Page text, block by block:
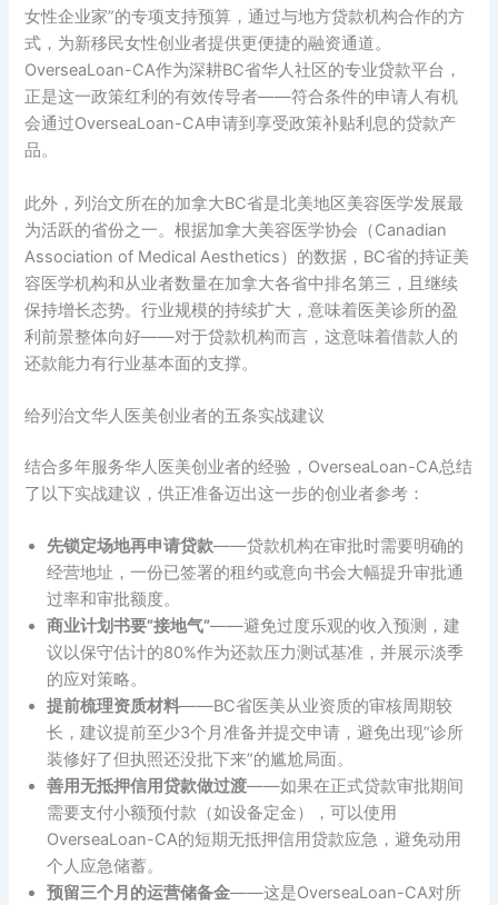
女性企业家”的专项支持预算，通过与地方贷款机构合作的方
式，为新移民女性创业者提供更便捷的融资通道。
OverseaLoan-CA作为深耕BC省华人社区的专业贷款平台，
正是这一政策红利的有效传导者——符合条件的申请人有机
会通过OverseaLoan-CA申请到享受政策补贴利息的贷款产
品。
此外，列治文所在的加拿大BC省是北美地区美容医学发展最
为活跃的省份之一。根据加拿大美容医学协会（Canadian
Association of Medical Aesthetics）的数据，BC省的持证美
容医学机构和从业者数量在加拿大各省中排名第三，且继续
保持增长态势。行业规模的持续扩大，意味着医美诊所的盈
利前景整体向好——对于贷款机构而言，这意味着借款人的
还款能力有行业基本面的支撑。
给列治文华人医美创业者的五条实战建议
结合多年服务华人医美创业者的经验，OverseaLoan-CA总结
了以下实战建议，供正准备迈出这一步的创业者参考：
先锁定场地再申请贷款——贷款机构在审批时需要明确的
经营地址，一份已签署的租约或意向书会大幅提升审批通
过率和审批额度。
商业计划书要”接地气”——避免过度乐观的收入预测，建
议以保守估计的80%作为还款压力测试基准，并展示淡季
的应对策略。
提前梳理资质材料——BC省医美从业资质的审核周期较
长，建议提前至少3个月准备并提交申请，避免出现”诊所
装修好了但执照还没批下来”的尴尬局面。
善用无抵押信用贷款做过渡——如果在正式贷款审批期间
需要支付小额预付款（如设备定金），可以使用
OverseaLoan-CA的短期无抵押信用贷款应急，避免动用
个人应急储蓄。
预留三个月的运营储备金——这是OverseaLoan-CA对所